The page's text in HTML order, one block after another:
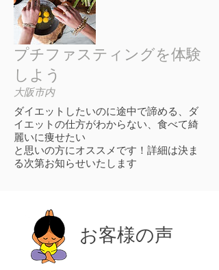
プチファスティングを体験
しよう
大阪市内
ダイエットしたいのに途中で諦める、ダ
イエットの仕方がわからない、食べて綺
麗いに痩せたい
と思いの方にオススメです！詳細は決ま
る次第お知らせいたします
​お客様の声